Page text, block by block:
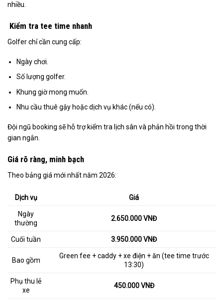
nhiều.
Kiểm tra tee time nhanh
Golfer chỉ cần cung cấp:
Ngày chơi.
Số lượng golfer.
Khung giờ mong muốn.
Nhu cầu thuê gậy hoặc dịch vụ khác (nếu có).
Đội ngũ booking sẽ hỗ trợ kiểm tra lịch sân và phản hồi trong thời
gian ngắn.
Giá rõ ràng, minh bạch
Theo bảng giá mới nhất năm 2026:
Dịch vụ Giá
Ngày
thường
2.650.000 VNĐ
Cuối tuần 3.950.000 VNĐ
Bao gồm
Green fee + caddy + xe điện + ăn (tee time trước
13:30)
Phụ thu lẻ
xe
450.000 VNĐ